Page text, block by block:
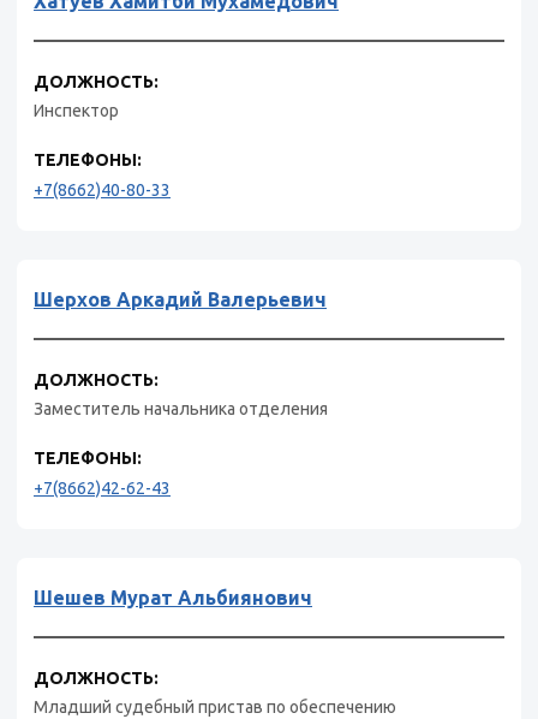
ДОЛЖНОСТЬ:
Инспектор
ТЕЛЕФОНЫ:
+7(8662)40-80-33
Шерхов Аркадий Валерьевич
ДОЛЖНОСТЬ:
Заместитель начальника отделения
ТЕЛЕФОНЫ:
+7(8662)42-62-43
Шешев Мурат Альбиянович
ДОЛЖНОСТЬ:
Младший судебный пристав по обеспечению